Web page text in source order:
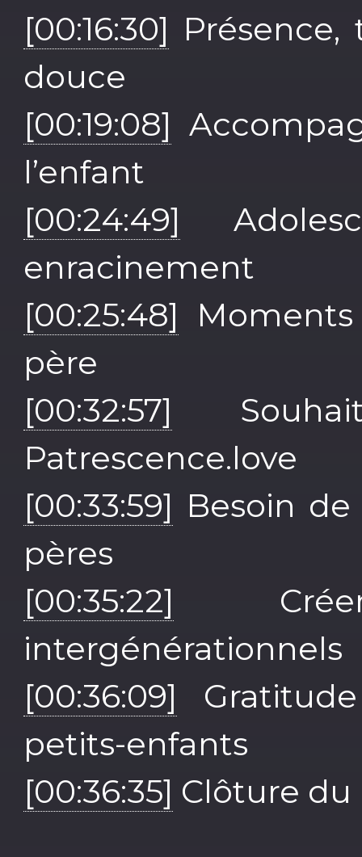
[00:16:30]
douce
[00:19:08]
l’enfant
[00:24:49]
enracinement
[00:25:48]
père
[00:32:57]
Patrescence.love
[00:33:59] Besoin
pères
[00:35:22]
intergénérationnels
[00:36:09]
petits-enfants
[00:36:35] Clôture